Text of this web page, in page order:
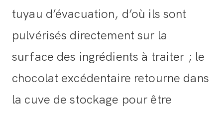
tuyau d’évacuation, d’où ils sont
pulvérisés directement sur la
surface des ingrédients à traiter ; le
chocolat excédentaire retourne dans
la cuve de stockage pour être